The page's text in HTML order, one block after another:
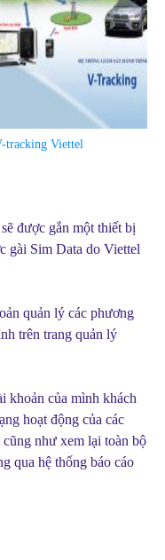
tracking Viettel
được gắn một thiết bị
gài Sim Data do Viettel
quản lý các phương
trên trang quản lý
khoản của mình khách
hoạt động của các
như xem lại toàn bộ
qua hệ thống báo cáo